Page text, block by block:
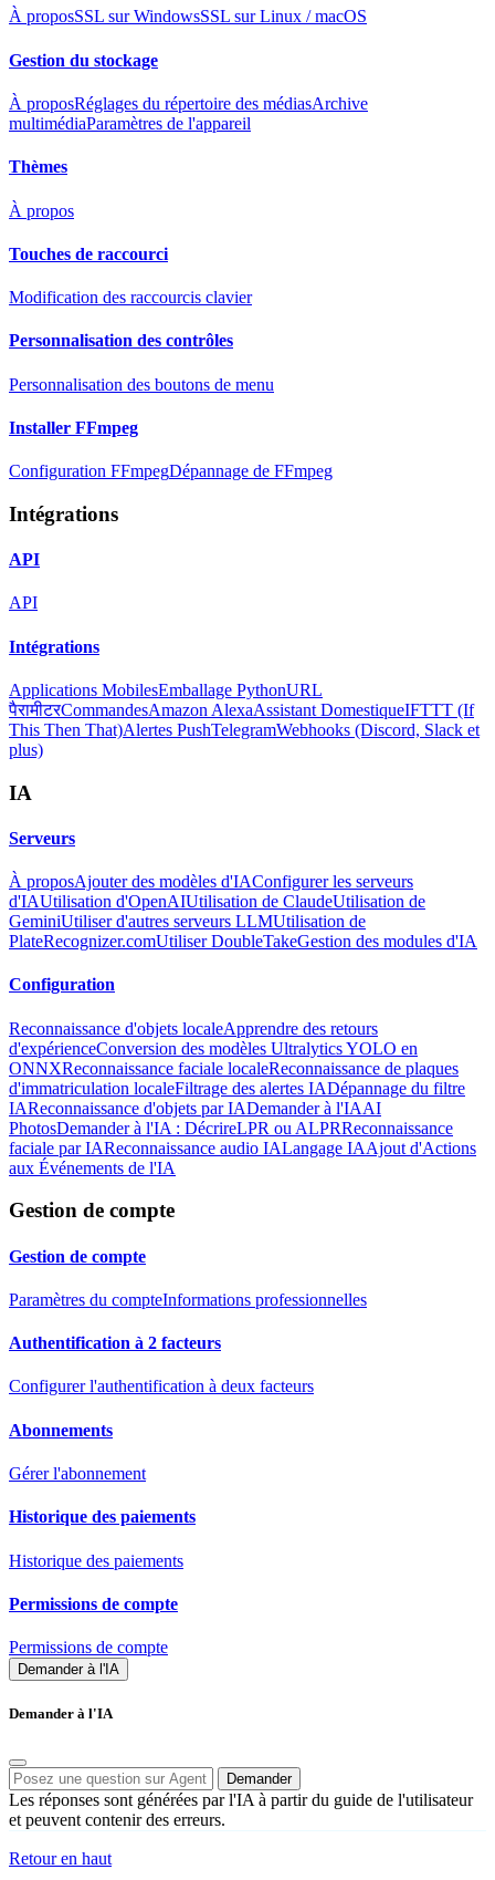
À proposSSL sur WindowsSSL sur Linux / macOS
Gestion du stockage
À proposRéglages du répertoire des médiasArchive
multimédiaParamètres de l'appareil
Thèmes
À propos
Touches de raccourci
Modification des raccourcis clavier
Personnalisation des contrôles
Personnalisation des boutons de menu
Installer FFmpeg
Configuration FFmpegDépannage de FFmpeg
Intégrations
API
API
Intégrations
Applications MobilesEmballage PythonURL
पैरामीटरCommandesAmazon AlexaAssistant DomestiqueIFTTT (If
This Then That)Alertes PushTelegramWebhooks (Discord, Slack et
plus)
IA
Serveurs
À proposAjouter des modèles d'IAConfigurer les serveurs
d'IAUtilisation d'OpenAIUtilisation de ClaudeUtilisation de
GeminiUtiliser d'autres serveurs LLMUtilisation de
PlateRecognizer.comUtiliser DoubleTakeGestion des modules d'IA
Configuration
Reconnaissance d'objets localeApprendre des retours
d'expérienceConversion des modèles Ultralytics YOLO en
ONNXReconnaissance faciale localeReconnaissance de plaques
d'immatriculation localeFiltrage des alertes IADépannage du filtre
IAReconnaissance d'objets par IADemander à l'IAAI
PhotosDemander à l'IA : DécrireLPR ou ALPRReconnaissance
faciale par IAReconnaissance audio IALangage IAAjout d'Actions
aux Événements de l'IA
Gestion de compte
Gestion de compte
Paramètres du compteInformations professionnelles
Authentification à 2 facteurs
Configurer l'authentification à deux facteurs
Abonnements
Gérer l'abonnement
Historique des paiements
Historique des paiements
Permissions de compte
Permissions de compte
Demander à l'IA
Demander à l'IA
Demander
Les réponses sont générées par l'IA à partir du guide de l'utilisateur
et peuvent contenir des erreurs.
Retour en haut